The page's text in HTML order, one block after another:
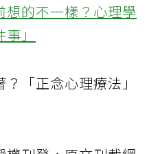
的不一樣？心理學
」
「正念心理療法」